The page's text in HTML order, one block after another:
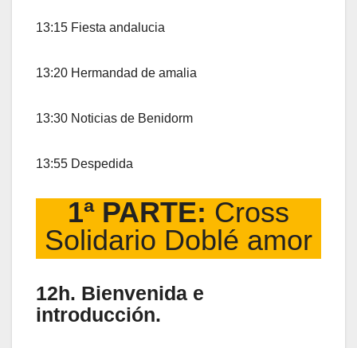
13:15 Fiesta andalucia
13:20 Hermandad de amalia
13:30 Noticias de Benidorm
13:55 Despedida
1ª PARTE: Cross
Solidario Doblé amor
12h. Bienvenida e
introducción.